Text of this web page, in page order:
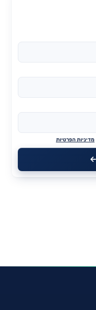
מדיניות הפרטיות